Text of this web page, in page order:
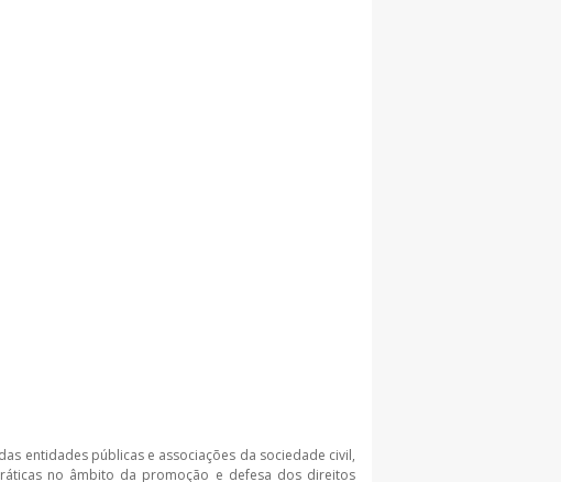
entidades públicas e associações da sociedade civil,
no âmbito da promoção e defesa dos direitos